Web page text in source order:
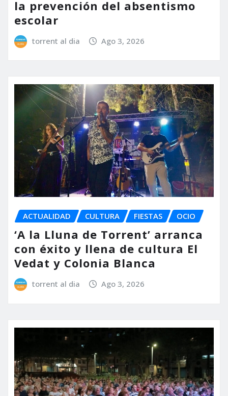
la prevención del absentismo
escolar
torrent al dia Ago 3, 2026
ACTUALIDAD CULTURA FIESTAS OCIO
‘A la Lluna de Torrent’ arranca
con éxito y llena de cultura El
Vedat y Colonia Blanca
torrent al dia Ago 3, 2026